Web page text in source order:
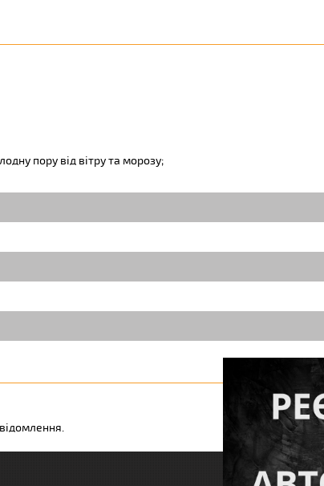
пору від вітру та морозу;